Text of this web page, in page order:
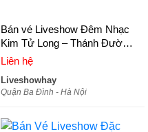
Bán vé Liveshow Đêm Nhạc
Kim Tử Long – Thánh Đường
Sân Khấu
Liên hệ
Liveshowhay
Quận Ba Đình - Hà Nội